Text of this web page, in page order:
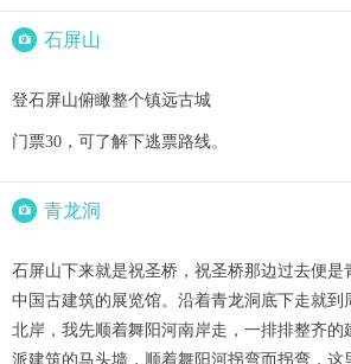
 石屏山
登石屏山俯瞰整个镇远古城
门票30，可了解下逃票路线。
 青龙洞
石屏山下来就是祝圣桥，祝圣桥那边过去便是
中国古建筑的展览馆。沿着青龙洞底下走就到
北岸，我先顺着舞阳河南岸走，一排排整齐的
派建筑的马头墙，顺着舞阳河拐弯而拐弯，这